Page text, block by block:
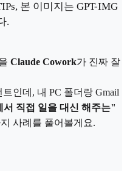
본 이미지는 GPT-IMG
.
Claude Cowork가 진짜 잘
인데, 내 PC 폴더랑 Gmail
직접 일을 대신 해주는"
사례를 풀어볼게요.